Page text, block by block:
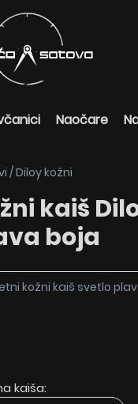
Naočare
/Diloy kožni
kaiš
boja
kožni kaiš svetlo
kaiša: